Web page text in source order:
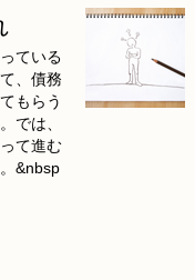
ている
、債務
もらう
では、
て進む
&nbsp